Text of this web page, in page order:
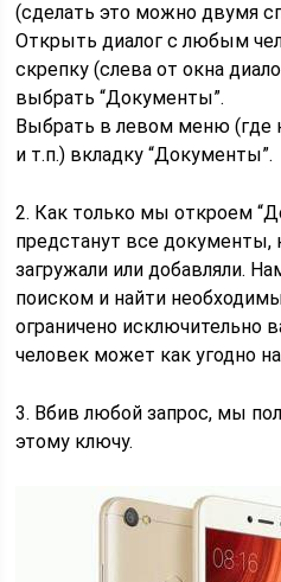
(сделать это можно двумя
Открыть диалог с любым
скрепку (слева от окна
выбрать “Документы”.
Выбрать в левом меню (где
и т.п.) вкладку “Документы”.
2. Как только мы откроем
предстанут все
загружали или добавляли.
поиском и найти
ограничено исключительно
человек может как угодно
3. Вбив любой запрос, мы
этому ключу.